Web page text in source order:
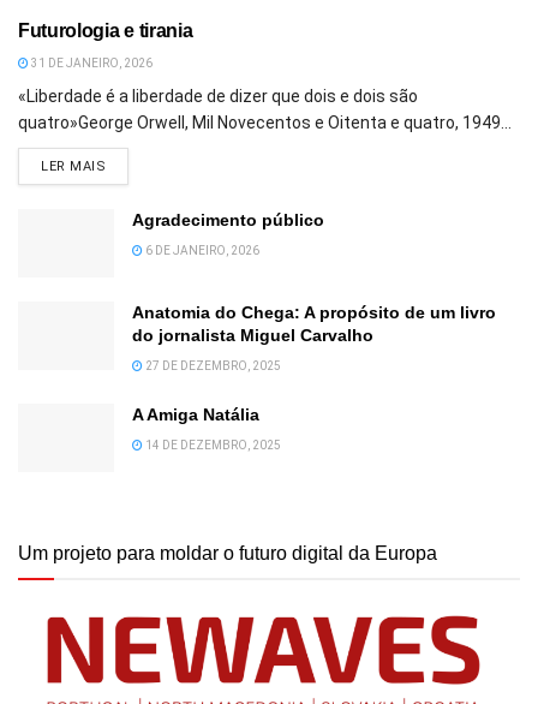
Futurologia e tirania
31 DE JANEIRO, 2026
«Liberdade é a liberdade de dizer que dois e dois são
quatro»George Orwell, Mil Novecentos e Oitenta e quatro, 1949...
LER MAIS
Agradecimento público
6 DE JANEIRO, 2026
Anatomia do Chega: A propósito de um livro
do jornalista Miguel Carvalho
27 DE DEZEMBRO, 2025
A Amiga Natália
14 DE DEZEMBRO, 2025
Um projeto para moldar o futuro digital da Europa